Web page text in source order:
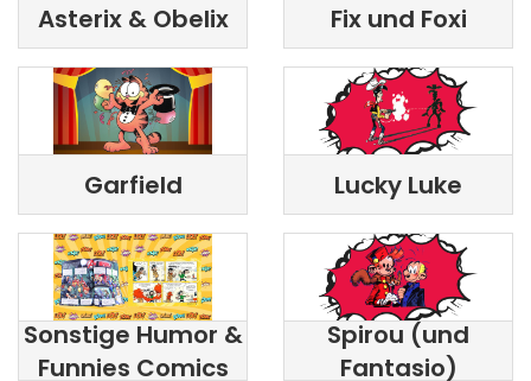
Asterix & Obelix Fix und Foxi
Garfield Lucky Luke
Sonstige Humor &
Funnies Comics
Spirou (und
Fantasio)